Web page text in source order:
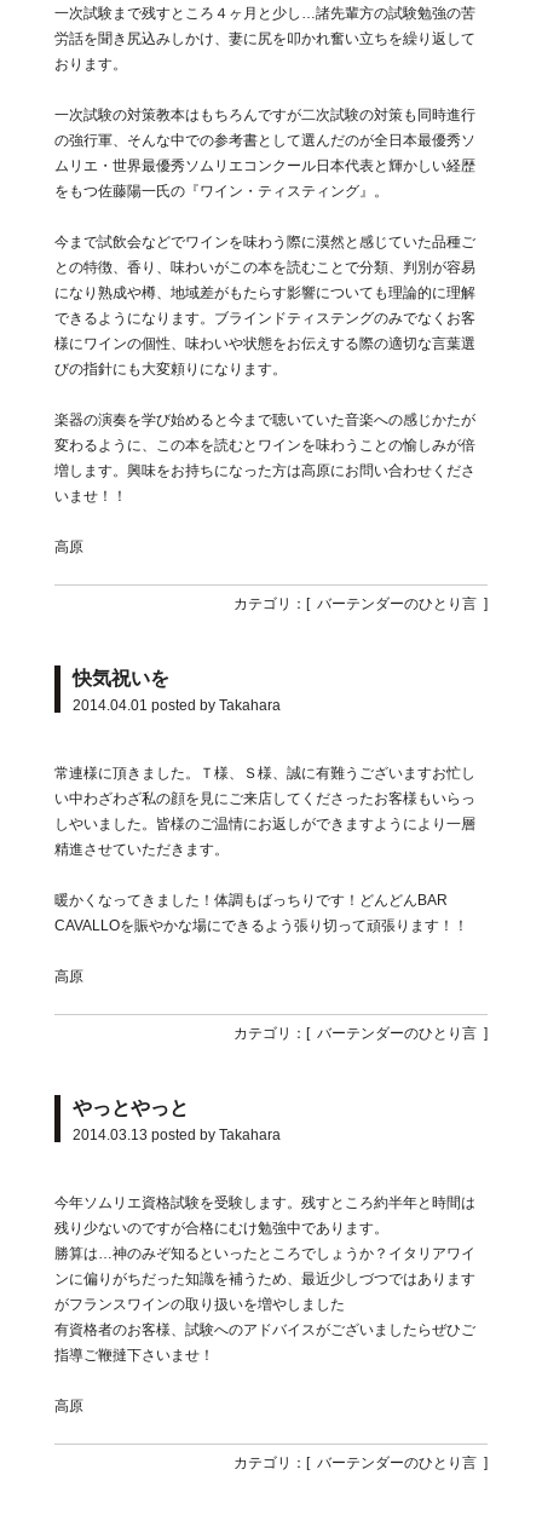
一次試験まで残すところ４ヶ月と少し…諸先輩方の試験勉強の苦
労話を聞き尻込みしかけ、妻に尻を叩かれ奮い立ちを繰り返して
おります。
一次試験の対策教本はもちろんですが二次試験の対策も同時進行
の強行軍、そんな中での参考書として選んだのが全日本最優秀ソ
ムリエ・世界最優秀ソムリエコンクール日本代表と輝かしい経歴
をもつ佐藤陽一氏の『ワイン・ティスティング』。
今まで試飲会などでワインを味わう際に漠然と感じていた品種ご
との特徴、香り、味わいがこの本を読むことで分類、判別が容易
になり熟成や樽、地域差がもたらす影響についても理論的に理解
できるようになります。ブラインドティステングのみでなくお客
様にワインの個性、味わいや状態をお伝えする際の適切な言葉選
びの指針にも大変頼りになります。
楽器の演奏を学び始めると今まで聴いていた音楽への感じかたが
変わるように、この本を読むとワインを味わうことの愉しみが倍
増します。興味をお持ちになった方は高原にお問い合わせくださ
いませ！！
高原
カテゴリ：[ バーテンダーのひとり言 ]
快気祝いを
2014.04.01 posted by Takahara
常連様に頂きました。Ｔ様、Ｓ様、誠に有難うございますお忙し
い中わざわざ私の顔を見にご来店してくださったお客様もいらっ
しやいました。皆様のご温情にお返しができますようにより一層
精進させていただきます。
暖かくなってきました！体調もばっちりです！どんどんBAR
CAVALLOを賑やかな場にできるよう張り切って頑張ります！！
高原
カテゴリ：[ バーテンダーのひとり言 ]
やっとやっと
2014.03.13 posted by Takahara
今年ソムリエ資格試験を受験します。残すところ約半年と時間は
残り少ないのですが合格にむけ勉強中であります。
勝算は…神のみぞ知るといったところでしょうか？イタリアワイ
ンに偏りがちだった知識を補うため、最近少しづつではあります
がフランスワインの取り扱いを増やしました
有資格者のお客様、試験へのアドバイスがございましたらぜひご
指導ご鞭撻下さいませ！
高原
カテゴリ：[ バーテンダーのひとり言 ]